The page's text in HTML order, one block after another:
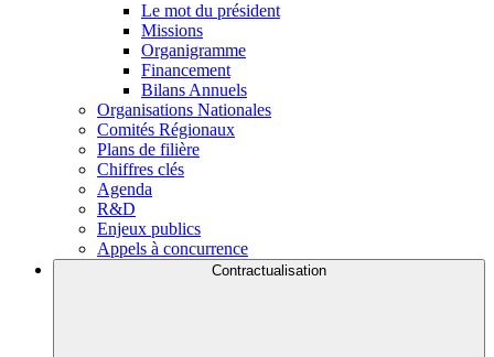
Le mot du président
Missions
Organigramme
Financement
Bilans Annuels
Organisations Nationales
Comités Régionaux
Plans de filière
Chiffres clés
Agenda
R&D
Enjeux publics
Appels à concurrence
Contractualisation